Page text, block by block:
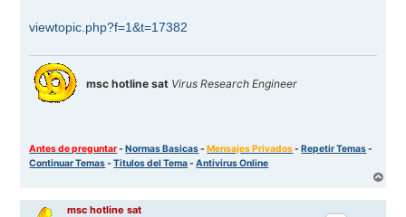
viewtopic.php?f=1&t=17382
msc hotline sat Virus Research Engineer
Antes de preguntar-Normas Basicas-Mensajes Privados-Repetir Temas-
Continuar Temas-Titulos del Tema-Antivirus Online
r
msc hotline sat